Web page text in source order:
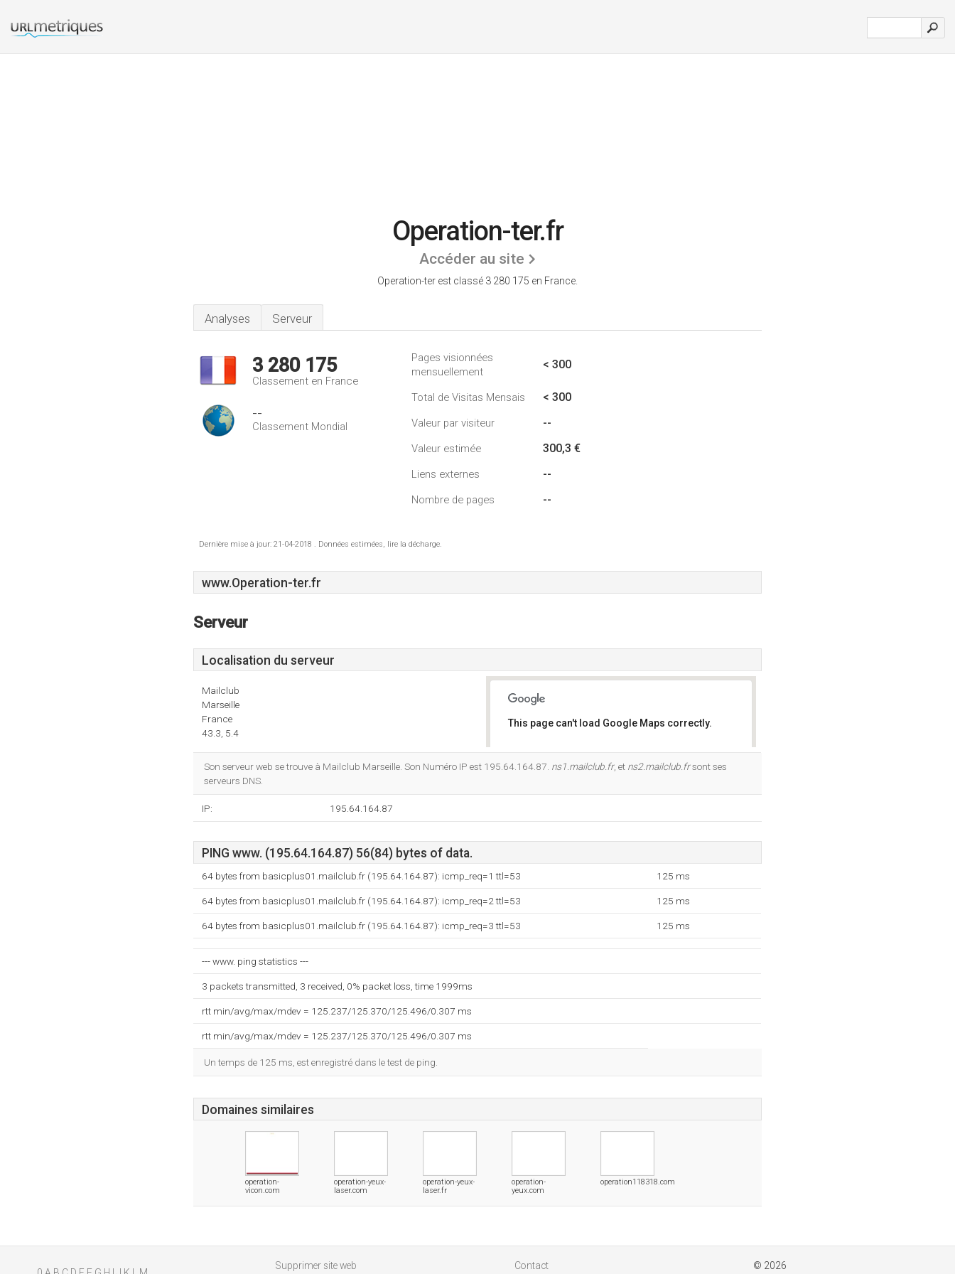
Operation-ter.fr
Accéder au site
Operation-ter est classé 3 280 175 en France.
Analyses Serveur
3 280 175
Classement en France
--
Classement Mondial
Pages visionnées
mensuellement
< 300
Total de Visitas Mensais < 300
Valeur par visiteur --
Valeur estimée 300,3 €
Liens externes --
Nombre de pages --
Dernière mise à jour: 21-04-2018 . Données estimées, lire la décharge.
www.Operation-ter.fr
Serveur
Localisation du serveur
Mailclub
Marseille
France
43.3, 5.4
This page can't load Google Maps correctly.
Do you own this website?
Son serveur web se trouve à Mailclub Marseille. Son Numéro IP est 195.64.164.87. ns1.mailclub.fr, et ns2.mailclub.frsont ses
serveurs DNS.
IP: 195.64.164.87
PING www. (195.64.164.87) 56(84) bytes of data.
64 bytes from basicplus01.mailclub.fr (195.64.164.87): icmp_req=1 ttl=53 125 ms
64 bytes from basicplus01.mailclub.fr (195.64.164.87): icmp_req=2 ttl=53 125 ms
64 bytes from basicplus01.mailclub.fr (195.64.164.87): icmp_req=3 ttl=53 125 ms
--- www. ping statistics ---
3 packets transmitted, 3 received, 0% packet loss, time 1999ms
rtt min/avg/max/mdev = 125.237/125.370/125.496/0.307 ms
rtt min/avg/max/mdev = 125.237/125.370/125.496/0.307 ms
Un temps de 125 ms, est enregistré dans le test de ping.
Domaines similaires
operation-
vicon.com
operation-yeux-
laser.com
operation-yeux-
laser.fr
operation-
yeux.com
operation118318.com
Supprimer site web Contact © 2026